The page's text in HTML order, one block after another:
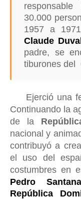
30.000
1957 a
Claude
padre, se
tiburones del
Ejerció una
Continuando la
de la
nacional y
contribuyó a
el uso del
costumbres en
Pedro Santana
República